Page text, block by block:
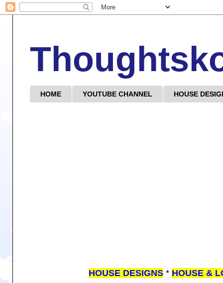
HOME YOUTUBE CHANNEL HOUSE
HOUSE DESIGNS * HOUSE &